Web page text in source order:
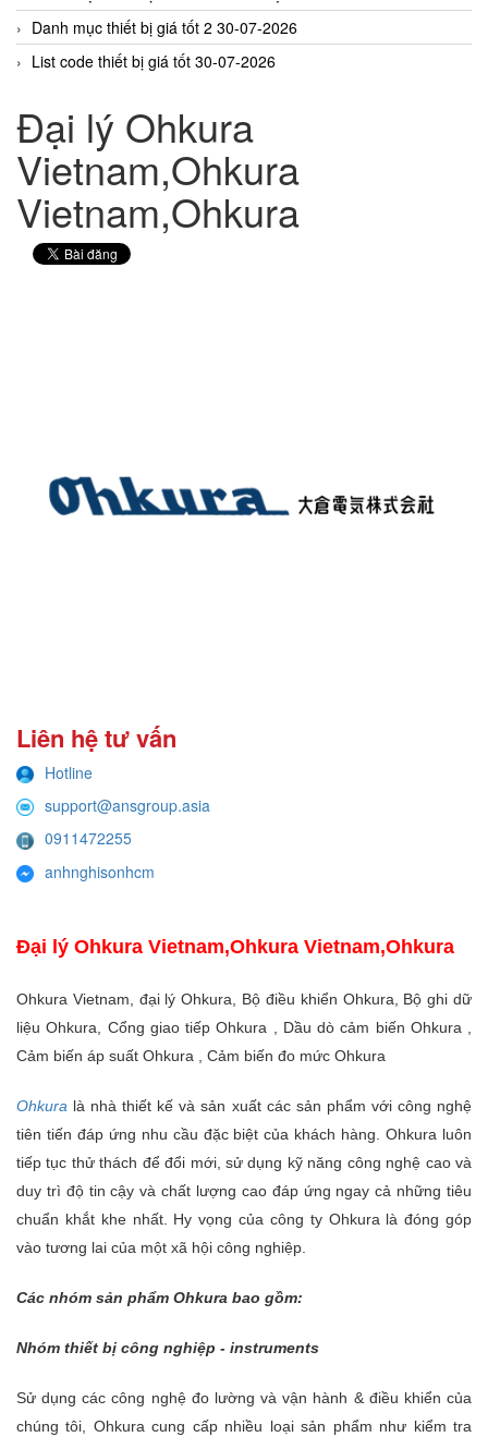
Danh mục thiết bị giá tốt 2 30-07-2026
List code thiết bị giá tốt 30-07-2026
Đại lý Ohkura
Vietnam,Ohkura
Vietnam,Ohkura
Liên hệ tư vấn
Hotline
support@ansgroup.asia
0911472255
anhnghisonhcm
Đại lý Ohkura Vietnam,Ohkura Vietnam,Ohkura
Ohkura Vietnam, đại lý Ohkura, Bộ điều khiển Ohkura, Bộ ghi dữ
liệu Ohkura, Cổng giao tiếp Ohkura , Dầu dò cảm biến Ohkura ,
Cảm biến áp suất Ohkura , Cảm biến đo mức Ohkura
Ohkura là nhà thiết kế và sản xuất các sản phẩm với công nghệ
tiên tiến đáp ứng nhu cầu đặc biệt của khách hàng. Ohkura luôn
tiếp tục thử thách để đổi mới, sử dụng kỹ năng công nghệ cao và
duy trì độ tin cậy và chất lượng cao đáp ứng ngay cả những tiêu
chuẩn khắt khe nhất. Hy vọng của công ty Ohkura là đóng góp
vào tương lai của một xã hội công nghiệp.
Các nhóm sản phẩm Ohkura bao gồm:
Nhóm thiết bị công nghiệp - instruments
Sử dụng các công nghệ đo lường và vận hành & điều khiển của
chúng tôi, Ohkura cung cấp nhiều loại sản phẩm như kiểm tra